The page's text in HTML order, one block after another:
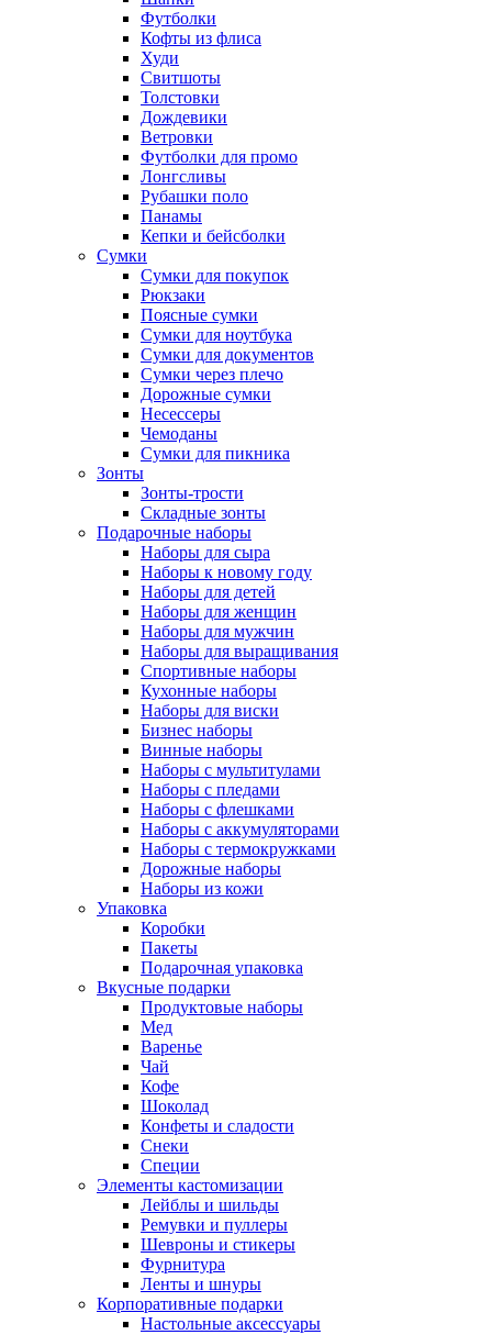
Футболки
Кофты из флиса
Худи
Свитшоты
Толстовки
Дождевики
Ветровки
Футболки для промо
Лонгсливы
Рубашки поло
Панамы
Кепки и бейсболки
Сумки
Сумки для покупок
Рюкзаки
Поясные сумки
Сумки для ноутбука
Сумки для документов
Сумки через плечо
Дорожные сумки
Несессеры
Чемоданы
Сумки для пикника
Зонты
Зонты-трости
Складные зонты
Подарочные наборы
Наборы для сыра
Наборы к новому году
Наборы для детей
Наборы для женщин
Наборы для мужчин
Наборы для выращивания
Спортивные наборы
Кухонные наборы
Наборы для виски
Бизнес наборы
Винные наборы
Наборы с мультитулами
Наборы с пледами
Наборы с флешками
Наборы с аккумуляторами
Наборы с термокружками
Дорожные наборы
Наборы из кожи
Упаковка
Коробки
Пакеты
Подарочная упаковка
Вкусные подарки
Продуктовые наборы
Мед
Варенье
Чай
Кофе
Шоколад
Конфеты и сладости
Снеки
Специи
Элементы кастомизации
Лейблы и шильды
Ремувки и пуллеры
Шевроны и стикеры
Фурнитура
Ленты и шнуры
Корпоративные подарки
Настольные аксессуары